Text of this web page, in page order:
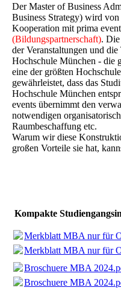
Der Master of Business
Business Strategy) wird
Kooperation mit prima
(Bildungspartnerschaft).
der Veranstaltungen und
Hochschule München - die
eine der größten
gewährleistet, dass das
Hochschule München
events übernimmt den
notwendigen
Raumbeschaffung etc.
Warum wir diese
großen Vorteile sie hat,
Kompakte
Merkblatt MBA nur für
Merkblatt MBA nur für
Broschuere MBA
Broschuere MBA